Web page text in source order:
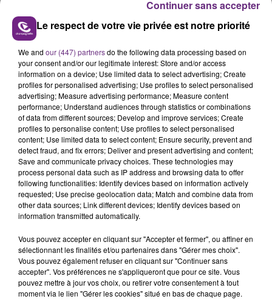
finale du tournoi. Des rémoises pourraient tout de
même être sur le court...
FIL D'ACTUS
LA CENTRALE NUCLÉAIRE DE CHOOZ
TOUJOURS À L'ARRÊT
Cela fait déjà une semaine que la centrale
nucléaire ardennaise est à l'arrêt. Une situation
justifiée par la sécheresse intense qui est toujours
présente.
Le respect de votre vie privée est notre priorité
We and our (447) partnersdo the following data processing based on
your consent and/or our legitimate interest: Store and/or access
information on a device; Use limited data to select advertising; Create
profiles for personalised advertising; Use profiles to select personalised
advertising; Measure advertising performance; Measure content
performance; Understand audiences through statistics or combinations
of data from different sources; Develop and improve services; Create
profiles to personalise content; Use profiles to select personalised
content; Use limited data to select content; Ensure security, prevent and
detect fraud, and fix errors; Deliver and present advertising and content;
Save and communicate privacy choices. These technologies may
process personal data such as IP address and browsing data to offer
following functionalities: Identify devices based on information actively
requested; Use precise geolocation data; Match and combine data from
other data sources; Link different devices; Identify devices based on
information transmitted automatically.
Vous pouvez accepter en cliquant sur "Accepter et fermer", ou affiner en
sélectionnant les finalités et/ou partenaires dans "Gérer mes choix".
Vous pouvez également refuser en cliquant sur "Continuer sans
accepter". Vos préférences ne s'appliqueront que pour ce site. Vous
pouvez mettre à jour vos choix, ou retirer votre consentement à tout
moment via le lien "Gérer les cookies" situé en bas de chaque page.
Continuer sans accepter